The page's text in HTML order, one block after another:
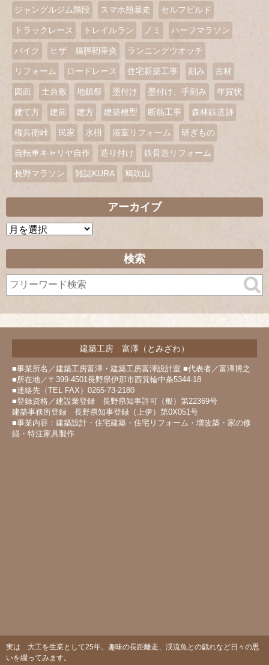
ジャングルジム階段 スマホ熱暴走 セルフビルド
トラックレース トレイルラン ノミ ハーフマラソン
バイク ヒザ 腸脛靭帯炎 ランニングウオッチ
リフォーム ロードレース 住宅新築工事 刻み 古材
図面 土台敷 地鎮祭 墨付け 墨付け、手刻み 年賀状
建て方 建前 建方 建築模型 断熱工事 森林鉄道跡
権兵衛峠 民家 水枡 浴室リフォーム 研ぎもの
自転車キャリヤ自作 造り付け 鉄骨造リフォーム
長野マラソン 雑誌KURA 鳩吹山
アーカイブ
ア
イ
ブ
検索
建築工房 富澤（とみざわ）
■事業所名／建築工房富澤・建築工房富澤設計室 ■代表者／富澤博之
■所在地／〒399-4501長野県伊那市西箕輪中条5344-18
■連絡先（TEL FAX）0265-73-2180
■登録資格／建設業登録 長野県知事許可（般）第22369号
建築事務所登録 長野県知事登録（上伊）第0X051号
■事業内容：建築設計・住宅建築・住宅リフォーム・増改築・家の修
繕・特注家具製作
実は 大工を生業として25年。趣味の長距離走、渓流魚との戯れなど日々の思
いを綴ってみます。